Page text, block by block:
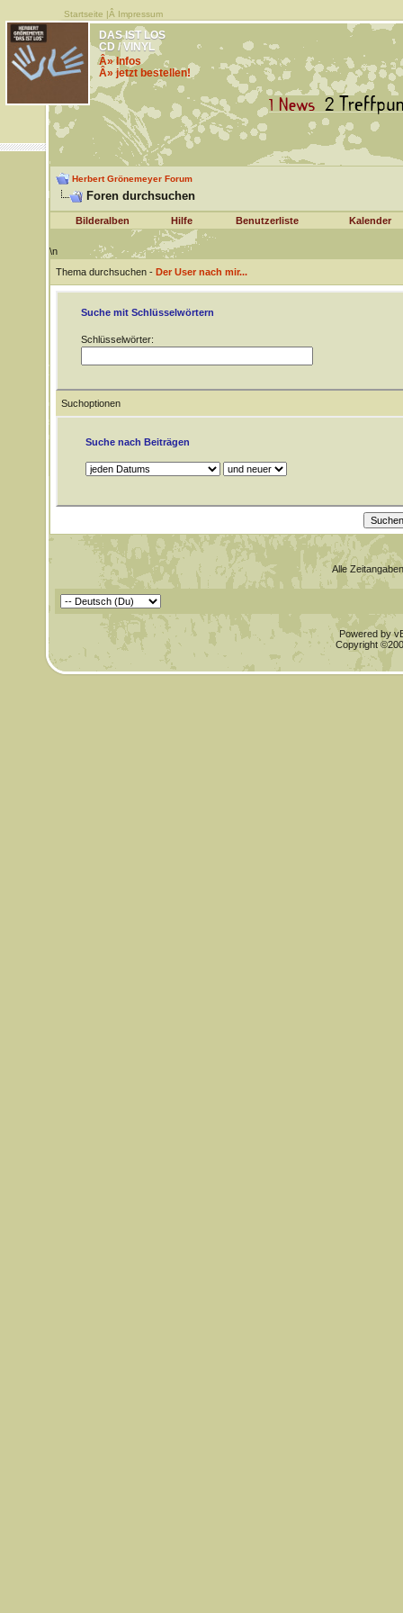
Startseite |Â Impressum
DAS IST LOS
CD / VINYL
Â» Infos
Â» jetzt bestellen!
Herbert Grönemeyer Forum
Foren durchsuchen
Bilderalben Hilfe Benutzerliste Kalender
\n
Thema durchsuchen - Der User nach mir...
Suche mit Schlüsselwörtern
Schlüsselwörter:
Suchoptionen
Suche nach Beiträgen
Alle
Powered by
Copyright